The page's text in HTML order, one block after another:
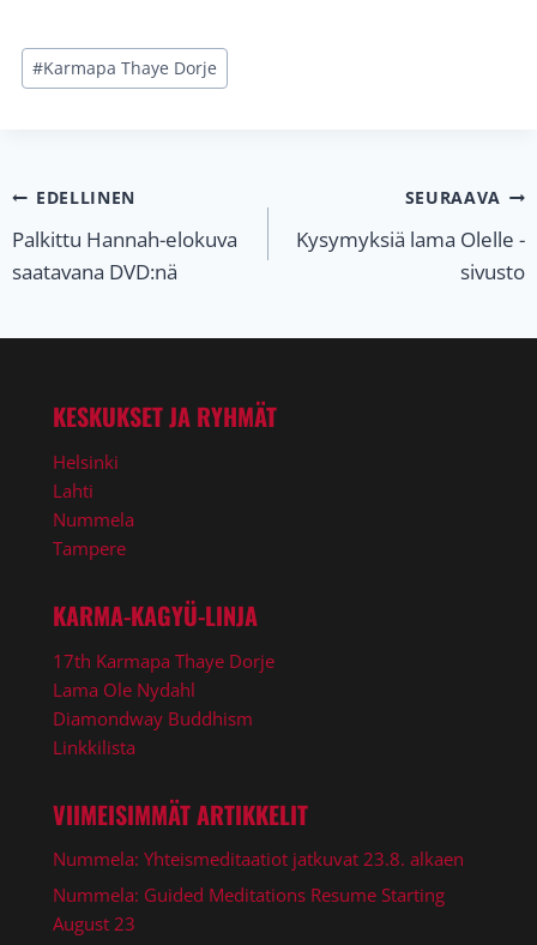
Avainsanat:
#Karmapa Thaye Dorje
Artikkelien
selaus
EDELLINEN
Palkittu Hannah-elokuva
saatavana DVD:nä
SEURAAVA
Kysymyksiä lama Olelle -
sivusto
KESKUKSET JA RYHMÄT
Helsinki
Lahti
Nummela
Tampere
KARMA-KAGYÜ-LINJA
17th Karmapa Thaye Dorje
Lama Ole Nydahl
Diamondway Buddhism
Linkkilista
VIIMEISIMMÄT ARTIKKELIT
Nummela: Yhteismeditaatiot jatkuvat 23.8. alkaen
Nummela: Guided Meditations Resume Starting
August 23